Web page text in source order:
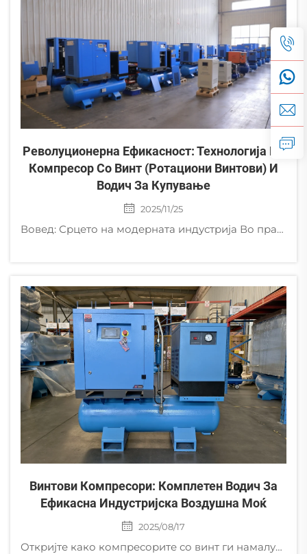
Револуционерна Ефикасност: Технологија На
Компресор Со Винт (ротациони Винтови) И
Водич За Купување
2025/11/25
Вовед: Срцето на модерната индустрија Во практично секој индустријски сектор — вклучувајќи производство, автомобилска, текстбилна, електроника и преработка на храна — компримиран воздух се смета за „четвртата корисна услуга“, по електричната енергија и...
Винтови Компресори: Комплетен Водич За
Ефикасна Индустријска Воздушна Моќ
2025/08/17
Откријте како компресорите со винт ги намалуваат трошоците за енергија за 30%, работат тивко и се поврзуваат со IoT за попаметни индустријални операции. Преземете го вашиот бесплатен водич за проценка на ефикасност веднаш.